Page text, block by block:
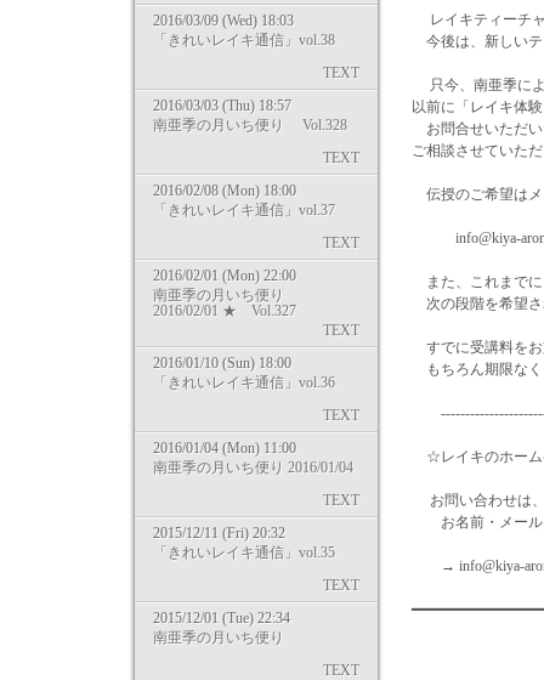
2016/03/09 (Wed) 18:03
「きれいレイキ通信」vol.38
TEXT
2016/03/03 (Thu) 18:57
南亜季の月いち便り Vol.328
TEXT
2016/02/08 (Mon) 18:00
「きれいレイキ通信」vol.37
TEXT
2016/02/01 (Mon) 22:00
南亜季の月いち便り
2016/02/01 ★ Vol.327
TEXT
2016/01/10 (Sun) 18:00
「きれいレイキ通信」vol.36
TEXT
2016/01/04 (Mon) 11:00
南亜季の月いち便り 2016/01/04
TEXT
2015/12/11 (Fri) 20:32
「きれいレイキ通信」vol.35
TEXT
2015/12/01 (Tue) 22:34
南亜季の月いち便り
TEXT
レイキティーチ
今後は、新しいテ
只今、南亜季に
以前に「レイキ体
お問合せいただ
ご相談させていた
伝授のご希望は
info@kiya-
また、これまでに
次の段階を希望さ
すでに受講料を
もちろん期限なく
☆レイキのホーム
お問い合わせは
お名前・メール
→ info@kiya-